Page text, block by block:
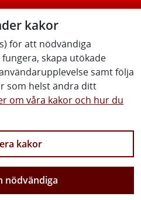
kakor
för att nödvändiga
skapa utökade
samt följa
som helst ändra ditt
om våra kakor och hur du
kakor
nödvändiga